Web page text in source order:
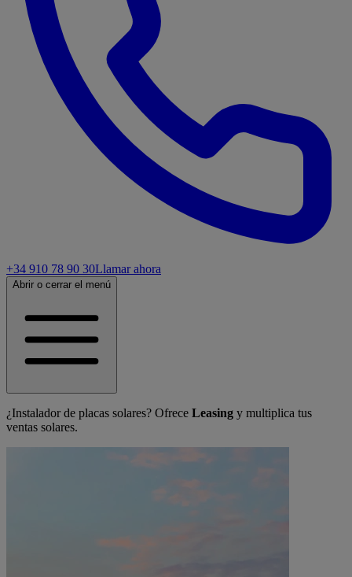
+34 910 78 90 30Llamar ahora
Abrir o cerrar el menú
¿Instalador de placas solares? Ofrece Leasing y multiplica tus
ventas solares.